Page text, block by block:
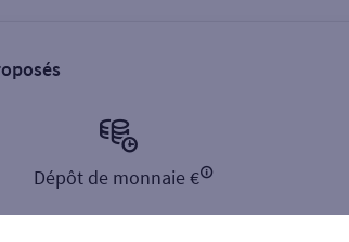
Dépôt de monnaie €